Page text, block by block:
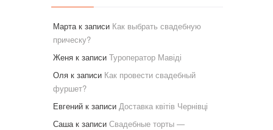
Марта к записи Как выбрать свадебную
прическу?
Женя к записи Туроператор Мавіді
Оля к записи Как провести свадебный
фуршет?
Евгений к записи Доставка квітів Чернівці
Саша к записи Свадебные торты —